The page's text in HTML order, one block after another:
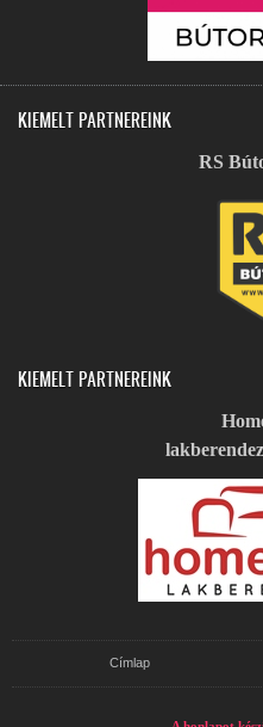
KIEMELT PARTNEREINK
RS
KIEMELT PARTNEREINK
Címlap